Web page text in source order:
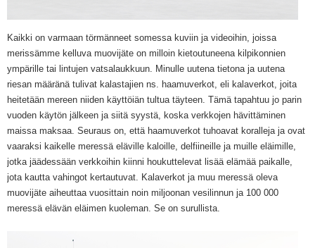
Kaikki on varmaan törmänneet somessa kuviin ja videoihin, joissa
merissämme kelluva muovijäte on milloin kietoutuneena kilpikonnien
ympärille tai lintujen vatsalaukkuun. Minulle uutena tietona ja uutena
riesan määränätulivat kalastajien ns. haamuverkot, eli kalaverkot, joita
heitetään mereen niiden käyttöiän tultua täyteen. Tämä tapahtuu jo parin
vuoden käytön jälkeen ja siitä syystä, koska verkkojen hävittäminen
maissa maksaa. Seuraus on, että haamuverkot tuhoavat koralleja ja ovat
vaaraksi kaikelle meressä eläville kaloille, delfiineille ja muille eläimille,
jotka jäädessään verkkoihin kiinni houkuttelevat lisää elämää paikalle,
jota kauttavahingot kertautuvat. Kalaverkot ja muu meressä oleva
muovijäte aiheuttaa vuosittain noin miljoonan vesilinnun ja 100 000
meressä elävän eläimen kuoleman. Se on surullista.